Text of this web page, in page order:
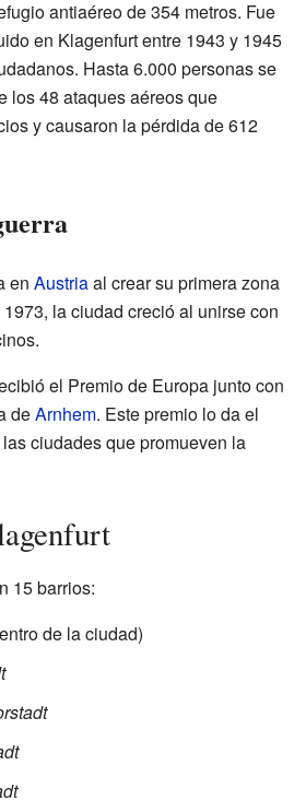
antiaéreo de 354 metros. Fue
en Klagenfurt entre 1943 y 1945
Hasta 6.000 personas se
los 48 ataques aéreos que
y causaron la pérdida de 612
en Austriaal crear su primera zona
la ciudad creció al unirse con
el Premio de Europa junto con
deArnhem. Este premio lo da el
ciudades que promueven la
15 barrios:
de la ciudad)